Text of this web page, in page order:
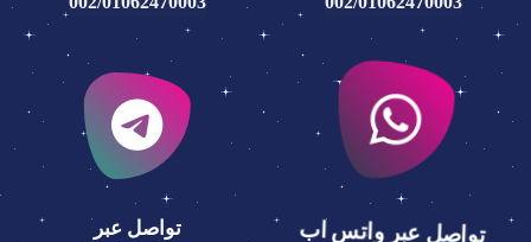
تواصل عبر واتس اب
تواصل عبر